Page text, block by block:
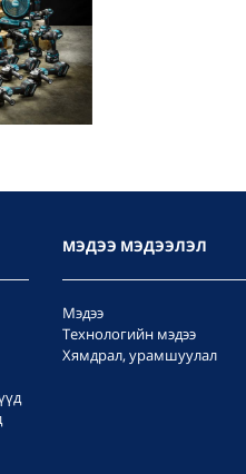
МЭДЭЭ МЭДЭЭЛЭЛ
Мэдээ
Технологийн мэдээ
Хямдрал, урамшуулал